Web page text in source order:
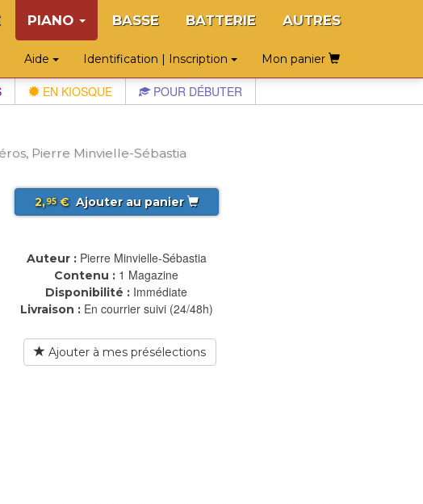
PIANO BASSE BATTERIE AUTRES
Aide Identification | Inscription Mon panier
EN KIOSQUE POUR DÉBUTER
Pierre Minvielle-Sébastia
2,95€ Ajouter au panier
Auteur : Pierre Minvielle-Sébastia
Contenu : 1 Magazine
Disponibilité : Immédiate
Livraison : En courrier suivi (24/48h)
Ajouter à mes présélections